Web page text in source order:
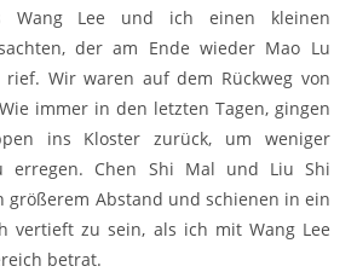
Wang Lee und ich einen kleinen
der am Ende wieder Mao Lu
Wir waren auf dem Rückweg von
immer in den letzten Tagen, gingen
ins Kloster zurück, um weniger
erregen. Chen Shi Mal und Liu Shi
größerem Abstand und schienen in ein
vertieft zu sein, als ich mit Wang Lee
betrat.